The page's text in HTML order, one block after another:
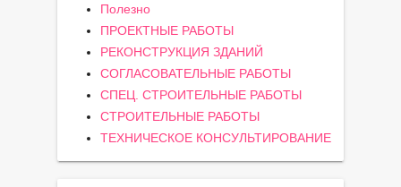
Полезно
ПРОЕКТНЫЕ РАБОТЫ
РЕКОНСТРУКЦИЯ ЗДАНИЙ
СОГЛАСОВАТЕЛЬНЫЕ РАБОТЫ
СПЕЦ. СТРОИТЕЛЬНЫЕ РАБОТЫ
СТРОИТЕЛЬНЫЕ РАБОТЫ
ТЕХНИЧЕСКОЕ КОНСУЛЬТИРОВАНИЕ